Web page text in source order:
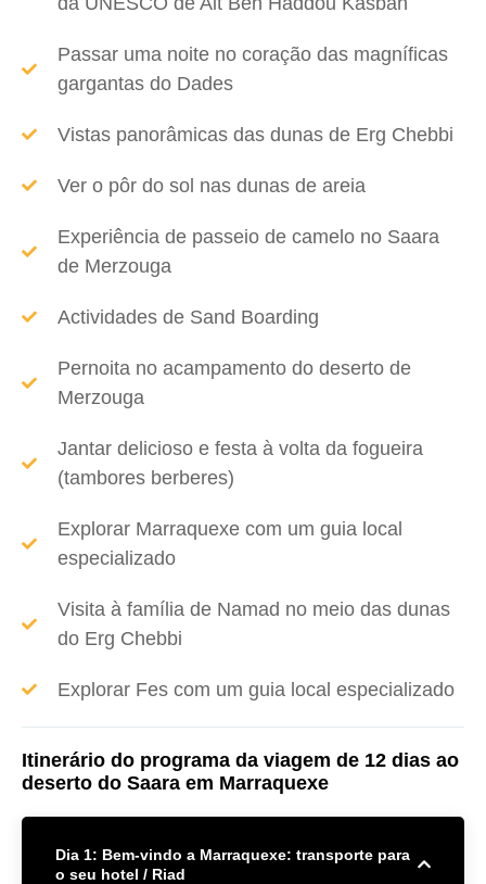
Passar uma noite no coração das magníficas
gargantas do Dades
Vistas panorâmicas das dunas de Erg Chebbi
Ver o pôr do sol nas dunas de areia
Experiência de passeio de camelo no Saara
de Merzouga
Actividades de Sand Boarding
Pernoita no acampamento do deserto de
Merzouga
Jantar delicioso e festa à volta da fogueira
(tambores berberes)
Explorar Marraquexe com um guia local
especializado
Visita à família de Namad no meio das dunas
do Erg Chebbi
Explorar Fes com um guia local especializado
Itinerário do programa da viagem de 12 dias ao
deserto do Saara em Marraquexe
Dia 1: Bem-vindo a Marraquexe: transporte para
o seu hotel / Riad